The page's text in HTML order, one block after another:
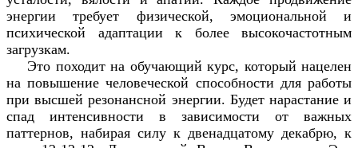
энергии требует физической, эмоциональной и
психической адаптации к более высокочастотным
загрузкам.
Это походит на обучающий курс, который нацелен
на повышение человеческой способности для работы
при высшей резонансной энергии. Будет нарастание и
спад интенсивности в зависимости от важных
паттернов, набирая силу к двенадцатому декабрю, к